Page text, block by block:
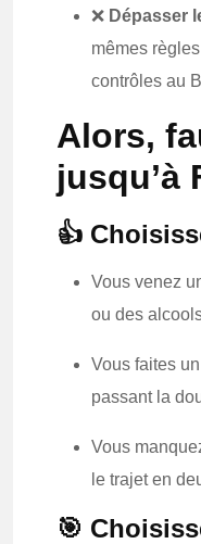
❌ Dépasser
mêmes
contrôles au
Alors,
jusqu’à
👍
Vous venez
ou des
Vous faites
passant la
Vous
le trajet en
🎯